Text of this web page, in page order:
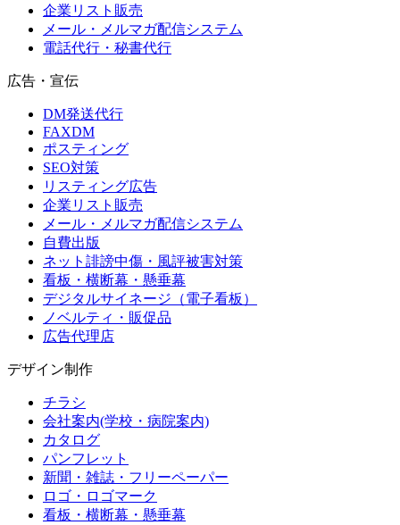
企業リスト販売
メール・メルマガ配信システム
電話代行・秘書代行
広告・宣伝
DM発送代行
FAXDM
ポスティング
SEO対策
リスティング広告
企業リスト販売
メール・メルマガ配信システム
自費出版
ネット誹謗中傷・風評被害対策
看板・横断幕・懸垂幕
デジタルサイネージ（電子看板）
ノベルティ・販促品
広告代理店
デザイン制作
チラシ
会社案内(学校・病院案内)
カタログ
パンフレット
新聞・雑誌・フリーペーパー
ロゴ・ロゴマーク
看板・横断幕・懸垂幕